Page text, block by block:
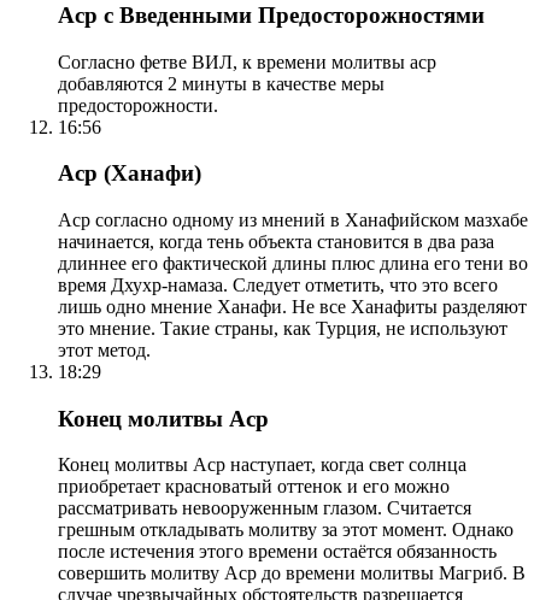
Аср с Введенными Предосторожностями
Согласно фетве ВИЛ, к времени молитвы аср
добавляются 2 минуты в качестве меры
предосторожности.
16:56
Аср (Ханафи)
Аср согласно одному из мнений в Ханафийском мазхабе
начинается, когда тень объекта становится в два раза
длиннее его фактической длины плюс длина его тени во
время Дхухр-намаза. Следует отметить, что это всего
лишь одно мнение Ханафи. Не все Ханафиты разделяют
это мнение. Такие страны, как Турция, не используют
этот метод.
18:29
Конец молитвы Аср
Конец молитвы Аср наступает, когда свет солнца
приобретает красноватый оттенок и его можно
рассматривать невооруженным глазом. Считается
грешным откладывать молитву за этот момент. Однако
после истечения этого времени остаётся обязанность
совершить молитву Аср до времени молитвы Магриб. В
случае чрезвычайных обстоятельств разрешается